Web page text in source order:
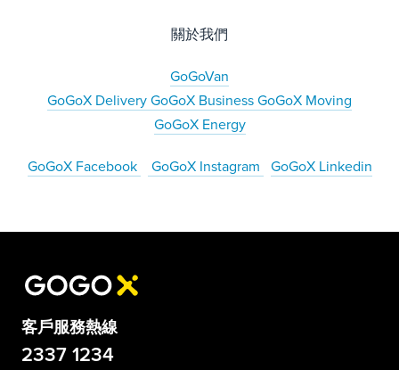
關於我們
GoGoVan
GoGoX DeliveryGoGoX BusinessGoGoX Moving
GoGoX Energy
GoGoX Facebook GoGoX Instagram GoGoX Linkedin
客戶服務熱線
2337 1234